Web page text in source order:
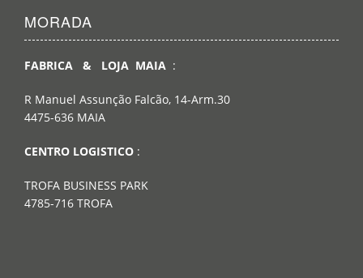
MORADA
FABRICA & LOJA MAIA :
R Manuel Assunção Falcão, 14-Arm.30
4475-636 MAIA
CENTRO LOGISTICO :
TROFA BUSINESS PARK
4785-716 TROFA